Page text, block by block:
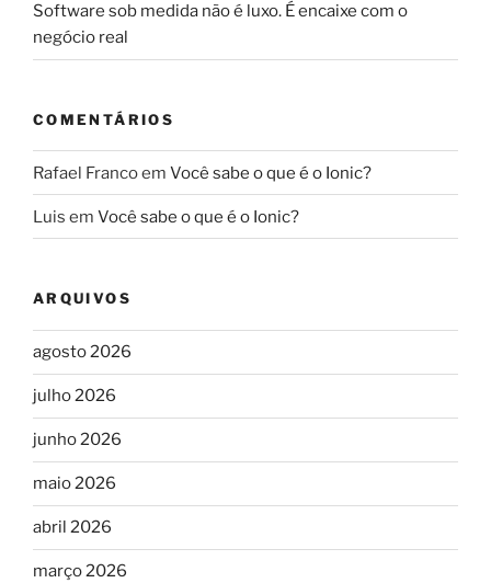
Software sob medida não é luxo. É encaixe com o
negócio real
COMENTÁRIOS
Rafael Francoem Você sabe o que é o Ionic?
Luis em Você sabe o que é o Ionic?
ARQUIVOS
agosto 2026
julho 2026
junho 2026
maio 2026
abril 2026
março 2026